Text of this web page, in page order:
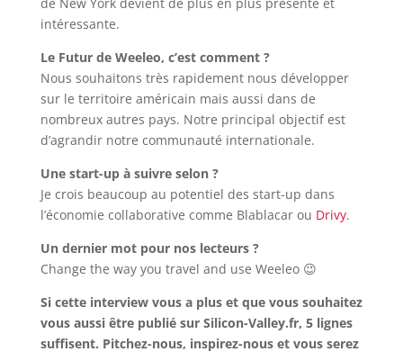
intéressante.
Le Futur de Weeleo, c’est comment ?
Nous souhaitons très rapidement nous développer
sur le territoire américain mais aussi dans de
nombreux autres pays. Notre principal objectif est
d’agrandir notre communauté internationale.
Une start-up à suivre selon ?
Je crois beaucoup au potentiel des start-up dans
l’économie collaborative comme Blablacar ou Drivy.
Un dernier mot pour nos lecteurs ?
Change the way you travel and use Weeleo 😉
Si cette interview vous a plus et que vous souhaitez
vous aussi être publié sur Silicon-Valley.fr, 5 lignes
suffisent. Pitchez-nous, inspirez-nous et vous serez